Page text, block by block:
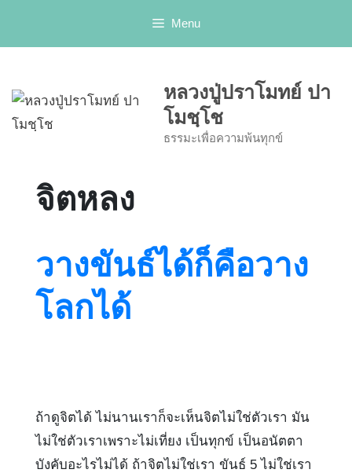
Menu
หลวงปู่ปราโมทย์ ปา
โมชฺโช
ธรรมะเพื่อความพ้นทุกข์
จิตหลง
วางขันธ์ได้ก็คือวาง
โลกได้
ถ้าดูจิตได้ ไม่นานเราก็จะเห็นจิตไม่ใช่ตัวเรา มัน
ไม่ใช่ตัวเราเพราะไม่เที่ยง เป็นทุกข์ เป็นอนัตตา
บังคับอะไรไม่ได้ ถ้าจิตไม่ใช่เรา ขันธ์ 5 ไม่ใช่เรา